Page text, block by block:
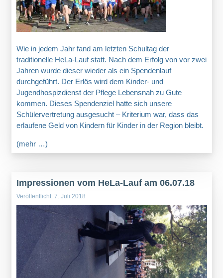
Wie in jedem Jahr fand am letzten Schultag der
traditionelle HeLa-Lauf statt. Nach dem Erfolg von vor zwei
Jahren wurde dieser wieder als ein Spendenlauf
durchgeführt. Der Erlös wird dem Kinder- und
Jugendhospizdienst der Pflege Lebensnah zu Gute
kommen. Dieses Spendenziel hatte sich unsere
Schülervertretung ausgesucht – Kriterium war, dass das
erlaufene Geld von Kindern für Kinder in der Region bleibt.
(mehr …)
Impressionen vom HeLa-Lauf am 06.07.18
Veröffentlicht: 7. Juli 2018